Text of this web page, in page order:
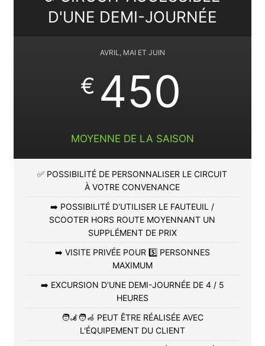
D'UNE DEMI-JOURNÉE
AVRIL, MAI ET JUIN
€ 450
MOYENNE DE LA SAISON
✅ POSSIBILITÉ DE PERSONNALISER LE CIRCUIT
À VOTRE CONVENANCE
➡️ POSSIBILITÉ D'UTILISER LE FAUTEUIL /
SCOOTER HORS ROUTE MOYENNANT UN
SUPPLÉMENT DE PRIX
➡️ VISITE PRIVÉE POUR 5️⃣ PERSONNES
MAXIMUM
➡️ EXCURSION D'UNE DEMI-JOURNÉE DE 4 / 5
HEURES
🧑‍🦼🧑‍🦽 PEUT ÊTRE RÉALISÉE AVEC
L'ÉQUIPEMENT DU CLIENT